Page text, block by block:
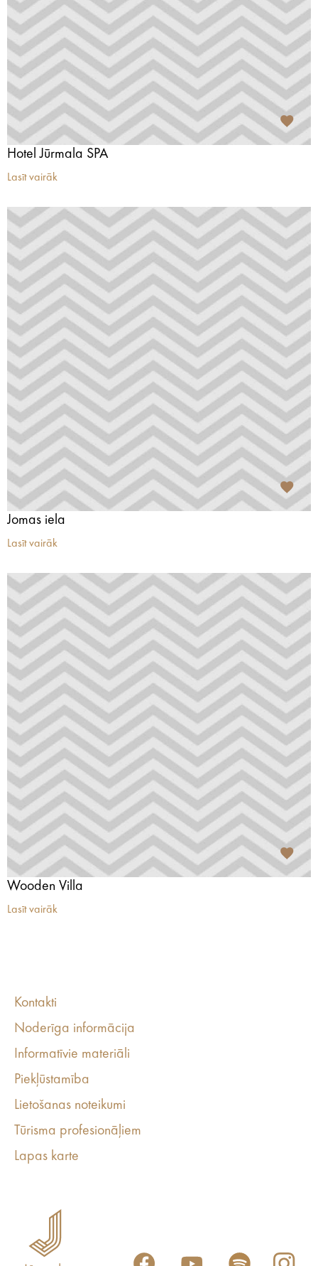
Hotel Jūrmala SPA
Lasīt vairāk
Jomas iela
Lasīt vairāk
Wooden Villa
Lasīt vairāk
Kontakti
Noderīga informācija
Informatīvie materiāli
Piekļūstamība
Lietošanas noteikumi
Tūrisma profesionāļiem
Lapas karte